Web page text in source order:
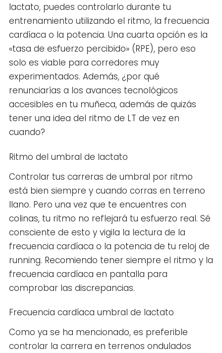
lactato, puedes controlarlo durante tu
entrenamiento utilizando el ritmo, la frecuencia
cardíaca o la potencia. Una cuarta opción es la
«tasa de esfuerzo percibido» (RPE), pero eso
solo es viable para corredores muy
experimentados. Además, ¿por qué
renunciarías a los avances tecnológicos
accesibles en tu muñeca, además de quizás
tener una idea del ritmo de LT de vez en
cuando?
Ritmo del umbral de lactato
Controlar tus carreras de umbral por ritmo
está bien siempre y cuando corras en terreno
llano. Pero una vez que te encuentres con
colinas, tu ritmo no reflejará tu esfuerzo real. Sé
consciente de esto y vigila la lectura de la
frecuencia cardíaca o la potencia de tu reloj de
running. Recomiendo tener siempre el ritmo y la
frecuencia cardíaca en pantalla para
comprobar las discrepancias.
Frecuencia cardíaca umbral de lactato
Como ya se ha mencionado, es preferible
controlar la carrera en terrenos ondulados